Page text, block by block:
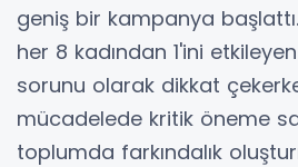
geniş bir kampanya
her 8 kadından 1'ini
sorunu olarak dikkat
mücadelede kritik öneme
toplumda farkındalık